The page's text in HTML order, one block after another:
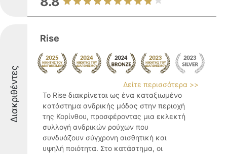
Διακριθέντες
Rise
Δείτε περισσότερα >>
Το Rise διακρίνεται ως ένα καταξιωμένο
κατάστημα ανδρικής μόδας στην περιοχή
της Κορίνθου, προσφέροντας μια εκλεκτή
συλλογή ανδρικών ρούχων που
συνδυάζουν σύγχρονη αισθητική και
υψηλή ποιότητα. Στο κατάστημα, οι